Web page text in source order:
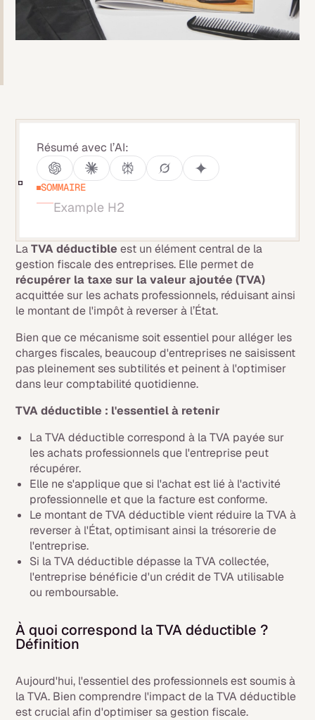
Résumé avec l’AI:
SOMMAIRE
Example H2
LaTVA déductible est un élément central de la
gestion fiscale des entreprises. Elle permet de
récupérer la taxe sur la valeur ajoutée (TVA)
acquittée sur les achats professionnels, réduisant ainsi
le montant de l'impôt à reverser à l’État.
Bien que ce mécanisme soit essentiel pour alléger les
charges fiscales, beaucoup d'entreprises ne saisissent
pas pleinement ses subtilités et peinent à l'optimiser
dans leur comptabilité quotidienne.
TVA déductible : l'essentiel à retenir
La TVA déductible correspond à la TVA payée sur
les achats professionnels que l'entreprise peut
récupérer.
Elle ne s'applique que si l'achat est lié à l'activité
professionnelle et que la facture est conforme.
Le montant de TVA déductible vient réduire la TVA à
reverser à l'État, optimisant ainsi la trésorerie de
l'entreprise.
Si la TVA déductible dépasse la TVA collectée,
l'entreprise bénéficie d'un crédit de TVA utilisable
ou remboursable.
À quoi correspond la TVA déductible ?
Définition
Aujourd'hui, l'essentiel des professionnels est soumis à
la TVA. Bien comprendre l'impact de la TVA déductible
est crucial afin d'optimiser sa gestion fiscale.